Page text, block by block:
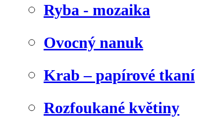
Ryba - mozaika
Ovocný nanuk
Krab – papírové tkaní
Rozfoukané květiny